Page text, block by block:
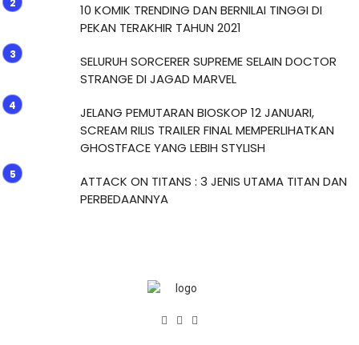
10 KOMIK TRENDING DAN BERNILAI TINGGI DI
PEKAN TERAKHIR TAHUN 2021
SELURUH SORCERER SUPREME SELAIN DOCTOR
STRANGE DI JAGAD MARVEL
JELANG PEMUTARAN BIOSKOP 12 JANUARI,
SCREAM RILIS TRAILER FINAL MEMPERLIHATKAN
GHOSTFACE YANG LEBIH STYLISH
ATTACK ON TITANS : 3 JENIS UTAMA TITAN DAN
PERBEDAANNYA